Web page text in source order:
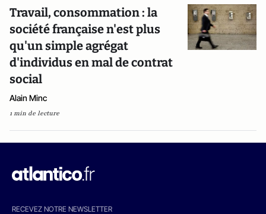
Travail, consommation : la
société française n'est plus
qu'un simple agrégat
d'individus en mal de contrat
social
Alain Minc
1 min de lecture
RECEVEZ NOTRE NEWSLETTER